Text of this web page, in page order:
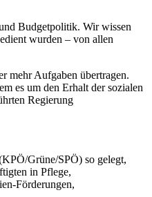
Budgetpolitik. Wir wissen
wurden – von allen
mehr Aufgaben übertragen.
es um den Erhalt der sozialen
Regierung
Grüne/SPÖ) so gelegt,
in Pflege,
Förderungen,